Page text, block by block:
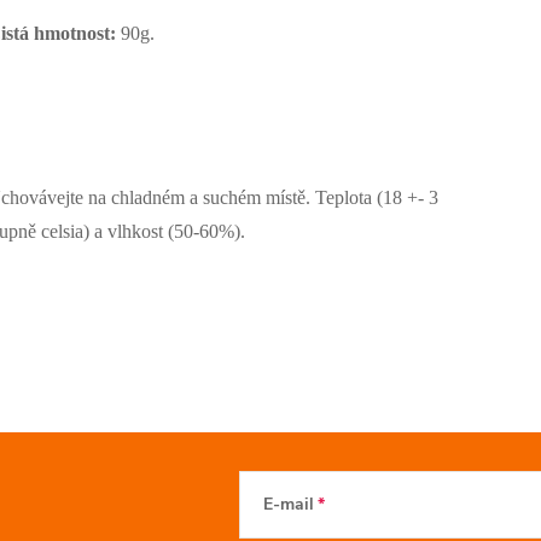
hmotnost: 90g.
na chladném a suchém místě. Teplota (18 +- 3
celsia) a vlhkost (50-60%).
E-mail